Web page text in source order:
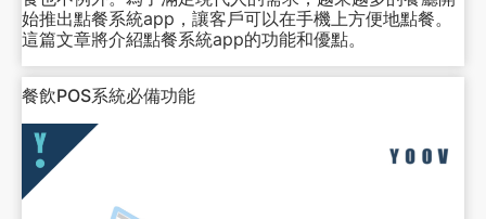
始推出點餐系統app，讓客戶可以在手機上方便地點餐。
這篇文章將介紹點餐系統app的功能和優點。
餐飲POS系統必備功能